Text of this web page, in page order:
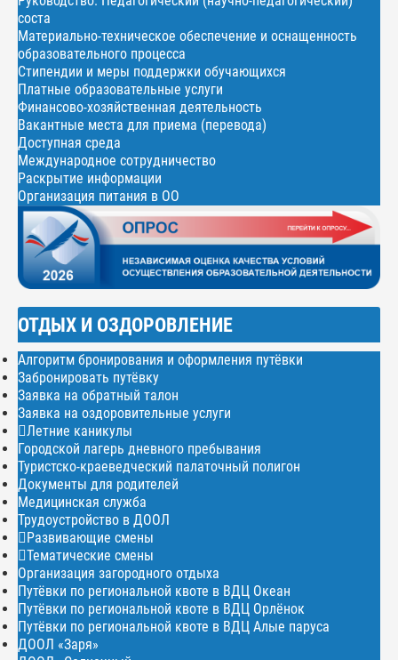
соста
Материально-техническое обеспечение и оснащенность
образовательного процесса
Стипендии и меры поддержки обучающихся
Платные образовательные услуги
Финансово-хозяйственная деятельность
Вакантные места для приема (перевода)
Доступная среда
Международное сотрудничество
Раскрытие информации
Организация питания в ОО
ОТДЫХ И ОЗДОРОВЛЕНИЕ
Алгоритм бронирования и оформления путёвки
Забронировать путёвку
Заявка на обратный талон
Заявка на оздоровительные услуги
Летние каникулы
Городской лагерь дневного пребывания
Туристско-краеведческий палаточный полигон
Документы для родителей
Медицинская служба
Трудоустройство в ДООЛ
Развивающие смены
Тематические смены
Организация загородного отдыха
Путёвки по региональной квоте в ВДЦ Океан
Путёвки по региональной квоте в ВДЦ Орлёнок
Путёвки по региональной квоте в ВДЦ Алые паруса
ДООЛ «Заря»